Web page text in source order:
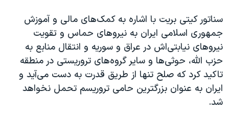
سناتور کیتی بریت با اشاره به کمک‌های مالی و آموزش
جمهوری اسلامی ایران به نیروهای حماس و تقویت
نیروهای نیابتی‌اش در عراق و سوریه و انتقال منابع به
حزب الله، حوثی‌ها و سایر گروه‌های تروریستی در منطقه
تاکید کرد که صلح تنها از طریق قدرت به دست می‌آید و
ایران به عنوان بزرگترین حامی تروریسم تحمل نخواهد
شد.